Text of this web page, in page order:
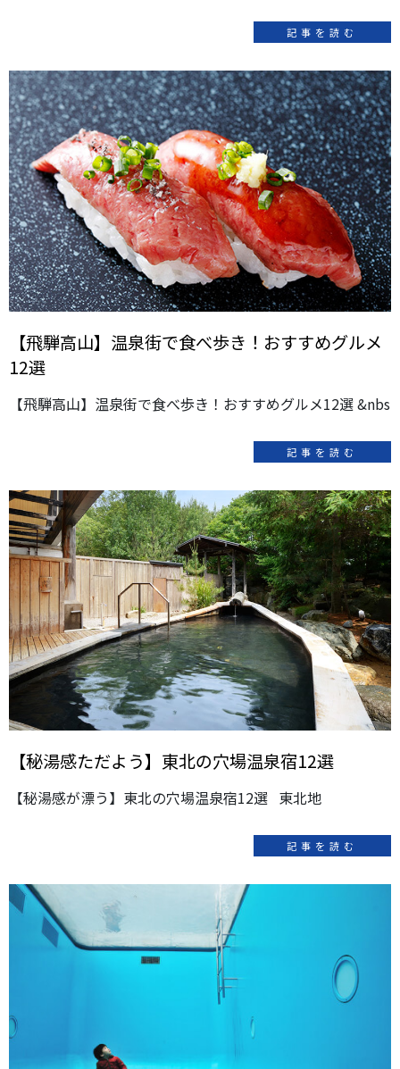
記事を読む
【飛騨高山】温泉街で食べ歩き！おすすめグルメ
12選
【飛騨高山】温泉街で食べ歩き！おすすめグルメ12選 &nbs
記事を読む
【秘湯感ただよう】東北の穴場温泉宿12選
【秘湯感が漂う】東北の穴場温泉宿12選 東北地
記事を読む